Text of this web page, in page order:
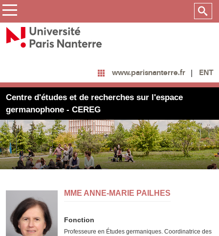
www.parisnanterre.fr ENT
Centre d'études et de recherches sur l'espace
germanophone - CEREG
MME ANNE-MARIE PAILHES
Fonction
Professeure en Études germaniques. Coordinatrice des